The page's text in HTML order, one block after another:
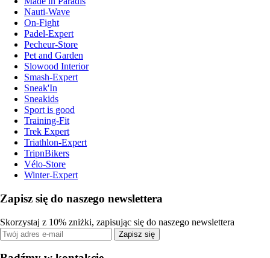
Nauti-Wave
On-Fight
Padel-Expert
Pecheur-Store
Pet and Garden
Slowood Interior
Smash-Expert
Sneak'In
Sneakids
Sport is good
Training-Fit
Trek Expert
Triathlon-Expert
TripnBikers
Vélo-Store
Winter-Expert
Zapisz się do naszego newslettera
Skorzystaj z 10% zniżki, zapisując się do naszego newslettera
Zapisz się